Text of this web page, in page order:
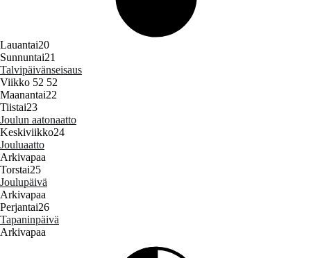
Lauantai20
Sunnuntai21
Talvipäivänseisaus
Viikko 52 52
Maanantai22
Tiistai23
Joulun aatonaatto
Keskiviikko24
Jouluaatto
Arkivapaa
Torstai25
Joulupäivä
Arkivapaa
Perjantai26
Tapaninpäivä
Arkivapaa